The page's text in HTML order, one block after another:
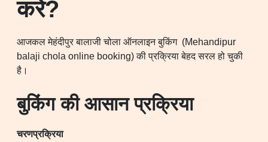
करें?
आजकल मेहंदीपुर बालाजी चोला ऑनलाइन बुकिंग (Mehandipur
balaji chola online booking) की प्रक्रिया बेहद सरल हो चुकी
है।
बुकिंग की आसान प्रक्रिया
चरणप्रक्रिया